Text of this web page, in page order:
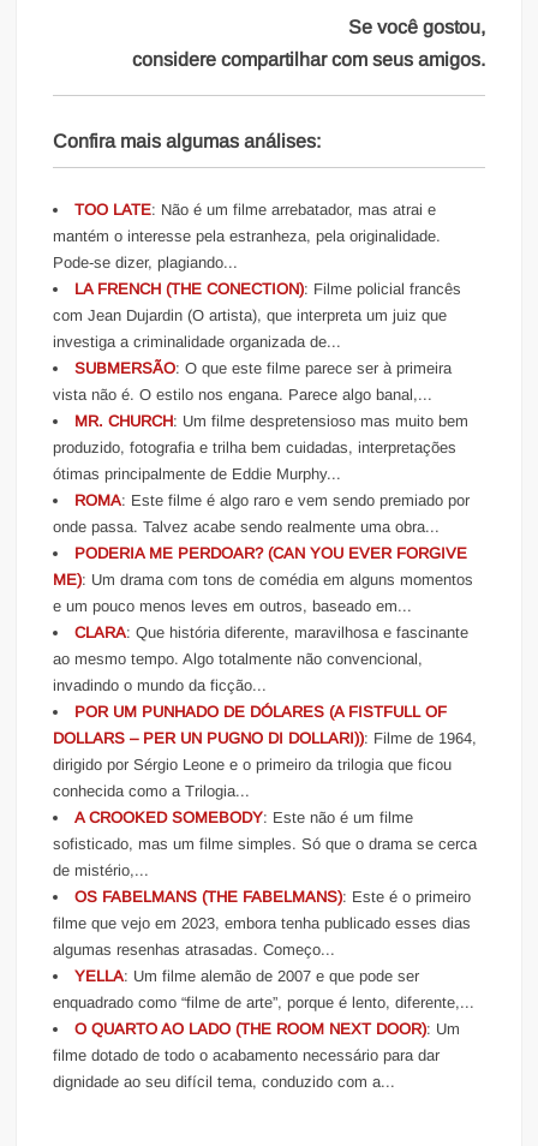
Se você gostou,
considere compartilhar com seus amigos.
Confira mais algumas análises:
TOO LATE: Não é um filme arrebatador, mas atrai e
mantém o interesse pela estranheza, pela originalidade.
Pode-se dizer, plagiando...
LA FRENCH (THE CONECTION): Filme policial francês
com Jean Dujardin (O artista), que interpreta um juiz que
investiga a criminalidade organizada de...
SUBMERSÃO: O que este filme parece ser à primeira
vista não é. O estilo nos engana. Parece algo banal,...
MR. CHURCH: Um filme despretensioso mas muito bem
produzido, fotografia e trilha bem cuidadas, interpretações
ótimas principalmente de Eddie Murphy...
ROMA: Este filme é algo raro e vem sendo premiado por
onde passa. Talvez acabe sendo realmente uma obra...
PODERIA ME PERDOAR? (CAN YOU EVER FORGIVE
ME): Um drama com tons de comédia em alguns momentos
e um pouco menos leves em outros, baseado em...
CLARA: Que história diferente, maravilhosa e fascinante
ao mesmo tempo. Algo totalmente não convencional,
invadindo o mundo da ficção...
POR UM PUNHADO DE DÓLARES (A FISTFULL OF
DOLLARS – PER UN PUGNO DI DOLLARI)): Filme de 1964,
dirigido por Sérgio Leone e o primeiro da trilogia que ficou
conhecida como a Trilogia...
A CROOKED SOMEBODY: Este não é um filme
sofisticado, mas um filme simples. Só que o drama se cerca
de mistério,...
OS FABELMANS (THE FABELMANS): Este é o primeiro
filme que vejo em 2023, embora tenha publicado esses dias
algumas resenhas atrasadas. Começo...
YELLA: Um filme alemão de 2007 e que pode ser
enquadrado como “filme de arte”, porque é lento, diferente,...
O QUARTO AO LADO (THE ROOM NEXT DOOR): Um
filme dotado de todo o acabamento necessário para dar
dignidade ao seu difícil tema, conduzido com a...